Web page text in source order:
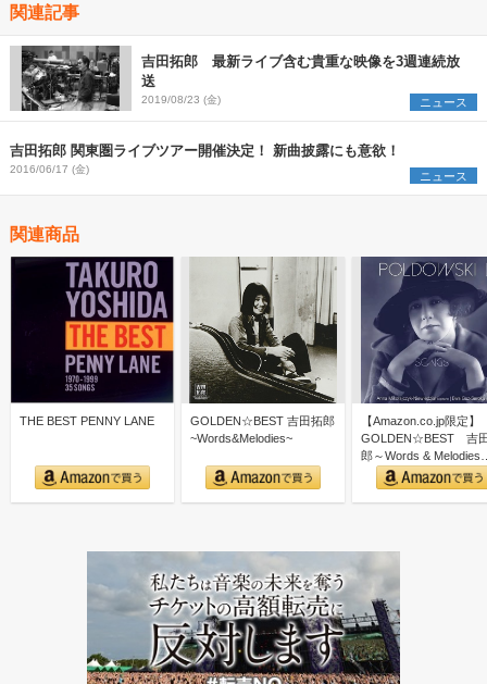
関連記事
吉田拓郎 最新ライブ含む貴重な映像を3週連続放
送
2019/08/23 (金) ニュース
吉田拓郎 関東圏ライブツアー開催決定！ 新曲披露にも意欲！
2016/06/17 (金) ニュース
関連商品
THE BEST PENNY LANE
GOLDEN☆BEST 吉田拓郎
~Words&Melodies~
【Amazon.co.jp限定】
GOLDEN☆BEST 吉
郎～Words &